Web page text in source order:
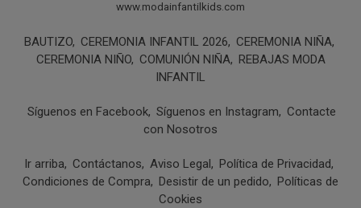
www.modainfantilkids.com
BAUTIZO CEREMONIA INFANTIL 2026
CEREMONIA NIÑA
CEREMONIA NIÑO COMUNIÓN NIÑA REBAJAS MODA
INFANTIL
Síguenos en Facebook Síguenos en Instagram
Contacte
con Nosotros
Ir arriba Contáctanos Aviso Legal
Política de Privacidad
Condiciones de Compra
Desistir de un pedido
Políticas de
Cookies